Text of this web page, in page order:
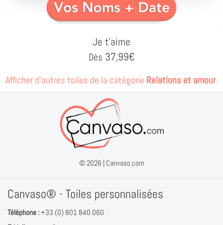
Je t'aime
Dès 37,99€
Afficher d'autres toiles de la catégorie Relations et amour.
© 2026 | Canvaso.com
Canvaso® - Toiles personnalisées
Téléphone :+33 (0) 801 840 060